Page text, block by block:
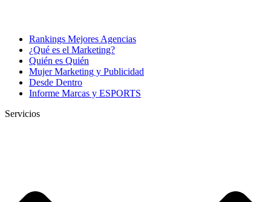
Rankings Mejores Agencias
¿Qué es el Marketing?
Quién es Quién
Mujer Marketing y Publicidad
Desde Dentro
Informe Marcas y ESPORTS
Servicios